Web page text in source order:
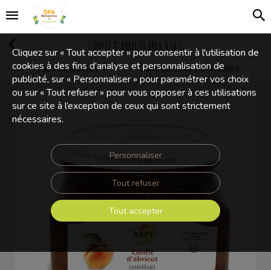
CONFIT D'ABRICOT AREV 430 G
Tous les articles
Confiseries
Confitures & Tartinables
Cliquez sur « Tout accepter » pour consentir à l'utilisation de
cookies à des fins d’analyse et personnalisation de
publicité, sur « Personnaliser » pour paramétrer vos choix
ou sur « Tout refuser » pour vous opposer à ces utilisations
sur ce site à l’exception de ceux qui sont strictement
nécessaires.
Personnaliser
Tout refuser
Tout accepter